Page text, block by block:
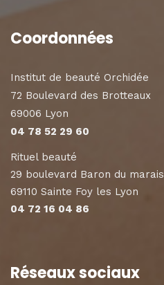
Coordonnées
Institut de beauté Orchidée
72 Boulevard des Brotteaux
69006 Lyon
04 78 52 29 60
Rituel beauté
29 boulevard Baron du marais
69110 Sainte Foy les Lyon
04 72 16 04 86
Réseaux sociaux